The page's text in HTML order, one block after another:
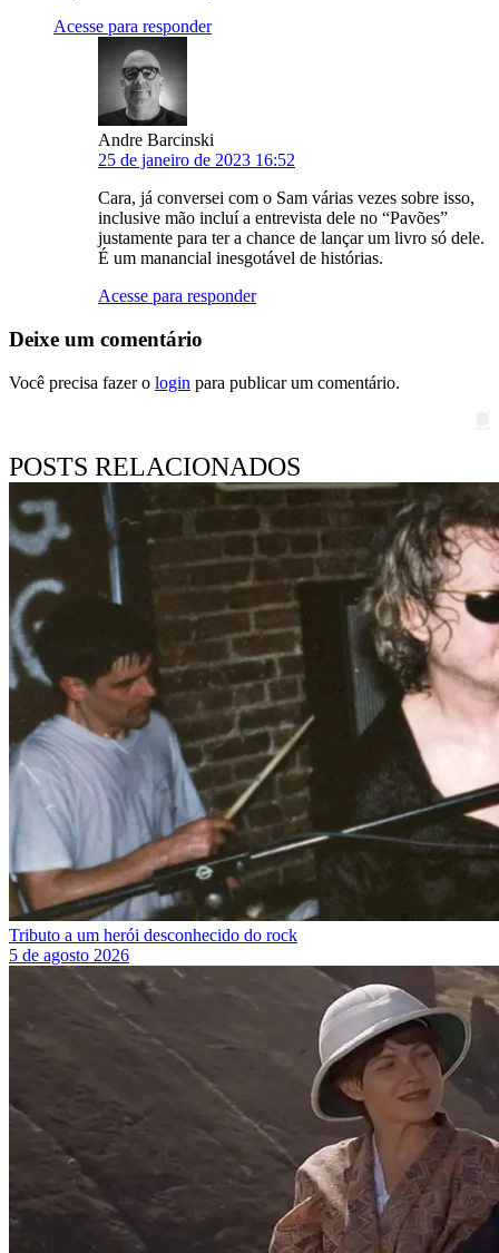
Acesse para responder
Andre Barcinski
25 de janeiro de 2023 16:52
Cara, já conversei com o Sam várias vezes sobre isso,
inclusive mão incluí a entrevista dele no “Pavões”
justamente para ter a chance de lançar um livro só dele.
É um manancial inesgotável de histórias.
Acesse para responder
Deixe um comentário
Você precisa fazer o login para publicar um comentário.
POSTS RELACIONADOS
Tributo a um herói desconhecido do rock
5 de agosto 2026